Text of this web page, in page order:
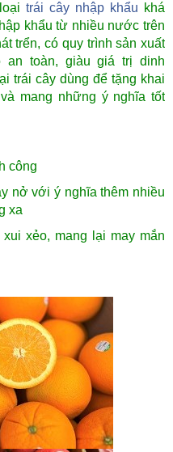
trái cây nhập khẩu khá
khẩu từ nhiều nước trên
trển, có quy trình sản xuất
an toàn, giàu giá trị dinh
trái cây dùng để tặng khai
mang những ý nghĩa tốt
công
nở với ý nghĩa thêm nhiều
xa
xẻo, mang lại may mắn